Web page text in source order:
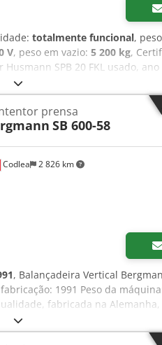
totalmente funcional,
V, peso em vazio: 5 200 kg,
SPB 20 FKL usado,
20,0 m³ Potência: 5,5 kW
400 V Ano de fabrico:
Raspador em aço Totalmente
não hesite em contactar-nos.
Codlea 2 826 km
prensa
SB 600-58
, Balançadeira Vertical
1991 Peso da
fabricada na
papel e outros materiais
uma construção industrial